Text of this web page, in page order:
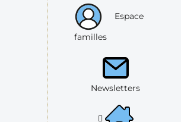
Espace
familles
Newsletters